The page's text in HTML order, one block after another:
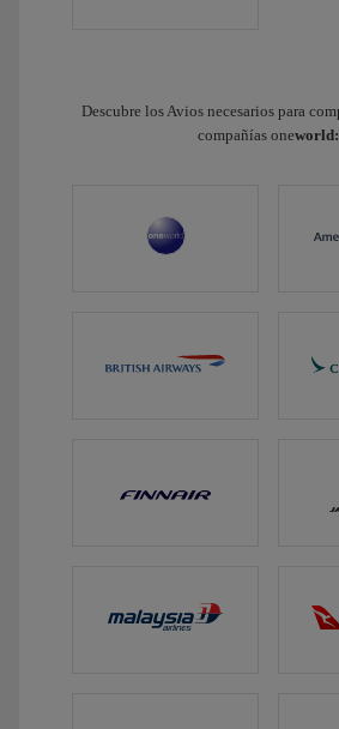
Descubre los Avios necesarios para
compañías oneworld: